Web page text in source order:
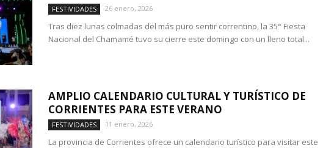
FESTIVIDADES 26 enero, 2026
Tras diez lunas colmadas del más puro sentir correntino, la 35° Fiesta
Nacional del Chamamé tuvo su cierre este domingo con un lleno total...
AMPLIO CALENDARIO CULTURAL Y TURÍSTICO DE
CORRIENTES PARA ESTE VERANO
FESTIVIDADES 11 enero, 2026
La provincia de Corrientes ofrece un calendario turístico para visitar este